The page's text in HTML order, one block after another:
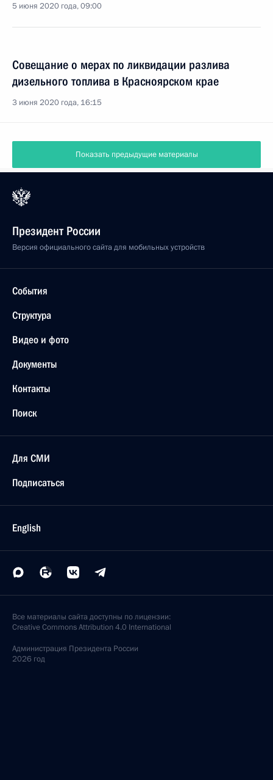
5 июня 2020 года, 09:00
Совещание о мерах по ликвидации разлива
дизельного топлива в Красноярском крае
3 июня 2020 года, 16:15
Показать предыдущие материалы
Президент России
Версия официального сайта для мобильных устройств
События
Структура
Видео и фото
Документы
Контакты
Поиск
Для СМИ
Подписаться
English
Все материалы сайта доступны по лицензии:
Creative Commons Attribution 4.0 International
Администрация Президента России
2026 год